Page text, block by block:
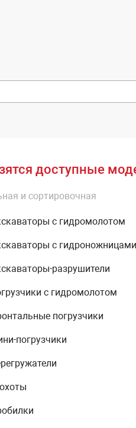
доступные
и сортировочная
с гидромолотом
с гидроножницами
разрушители
с гидромолотом
погрузчики
погрузчики